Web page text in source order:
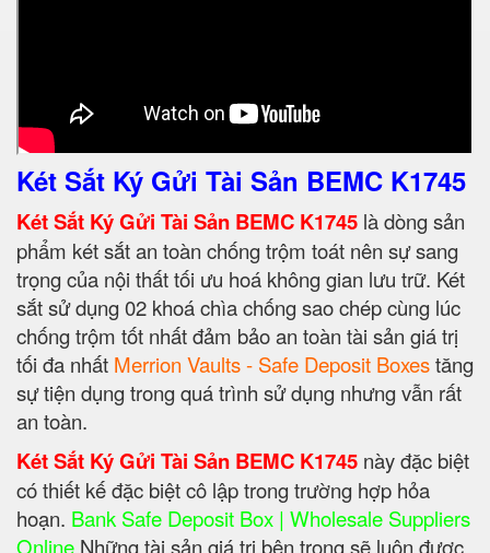
Két Sắt Ký Gửi Tài Sản BEMC K1745
Két Sắt Ký Gửi Tài Sản BEMC K1745 là dòng sản
phẩm két sắt an toàn chống trộm toát nên sự sang
trọng của nội thất tối ưu hoá không gian lưu trữ. Két
sắt sử dụng 02 khoá chìa chống sao chép cùng lúc
chống trộm tốt nhất đảm bảo an toàn tài sản giá trị
tối đa nhất Merrion Vaults - Safe Deposit Boxestăng
sự tiện dụng trong quá trình sử dụng nhưng vẫn rất
an toàn.
Két Sắt Ký Gửi Tài Sản BEMC K1745 này đặc biệt
có thiết kế đặc biệt cô lập trong trường hợp hỏa
hoạn. Bank Safe Deposit Box | Wholesale Suppliers
Online Những tài sản giá trị bên trong sẽ luôn được